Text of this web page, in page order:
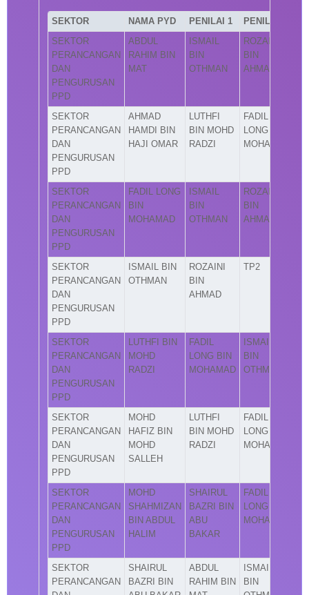
SEKTOR NAMA PYD PENILAI 1 PENILAI 2
SEKTOR
PERANCANGAN
DAN
PENGURUSAN
PPD
ABDUL
RAHIM BIN
MAT
ISMAIL
BIN
OTHMAN
ROZAINI
BIN
AHMAD
SEKTOR
PERANCANGAN
DAN
PENGURUSAN
PPD
AHMAD
HAMDI BIN
HAJI OMAR
LUTHFI
BIN MOHD
RADZI
FADIL
LONG BIN
MOHAMAD
SEKTOR
PERANCANGAN
DAN
PENGURUSAN
PPD
FADIL LONG
BIN
MOHAMAD
ISMAIL
BIN
OTHMAN
ROZAINI
BIN
AHMAD
SEKTOR
PERANCANGAN
DAN
PENGURUSAN
PPD
ISMAIL BIN
OTHMAN
ROZAINI
BIN
AHMAD
TP2
SEKTOR
PERANCANGAN
DAN
PENGURUSAN
PPD
LUTHFI BIN
MOHD
RADZI
FADIL
LONG BIN
MOHAMAD
ISMAIL
BIN
OTHMAN
SEKTOR
PERANCANGAN
DAN
PENGURUSAN
PPD
MOHD
HAFIZ BIN
MOHD
SALLEH
LUTHFI
BIN MOHD
RADZI
FADIL
LONG BIN
MOHAMAD
SEKTOR
PERANCANGAN
DAN
PENGURUSAN
PPD
MOHD
SHAHMIZAN
BIN ABDUL
HALIM
SHAIRUL
BAZRI BIN
ABU
BAKAR
FADIL
LONG BIN
MOHAMAD
SEKTOR
PERANCANGAN
SHAIRUL
BAZRI BIN
ABDUL
RAHIM BIN
ISMAIL
BIN